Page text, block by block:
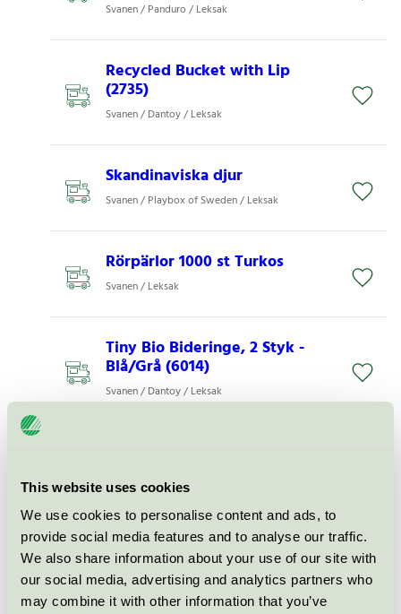
This website uses cookies
We use cookies to personalise content and ads, to
provide social media features and to analyse our traffic.
We also share information about your use of our site with
our social media, advertising and analytics partners who
may combine it with other information that you’ve
Svanen / Panduro / Leksak
Recycled Bucket with Lip
(2735)
Svanen / Dantoy / Leksak
Skandinaviska djur
Svanen / Playbox of Sweden / Leksak
Rörpärlor 1000 st Turkos
Svanen / Leksak
Tiny Bio Bideringe, 2 Styk -
Blå/Grå (6014)
Svanen / Dantoy / Leksak
Svanen / Leksak
Green Garden Salatsæt (7022)
Svanen / Dantoy / Leksak